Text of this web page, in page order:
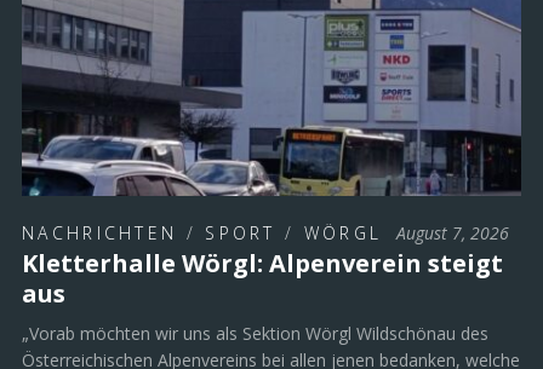
NACHRICHTEN / SPORT / WÖRGL August 7, 2026
Kletterhalle Wörgl: Alpenverein steigt
aus
„Vorab möchten wir uns als Sektion Wörgl Wildschönau des
Österreichischen Alpenvereins bei allen jenen bedanken, welche